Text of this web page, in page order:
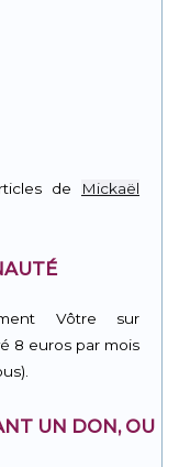
de
Mickaël
Vôtre sur
8 euros par mois
UN DON, OU